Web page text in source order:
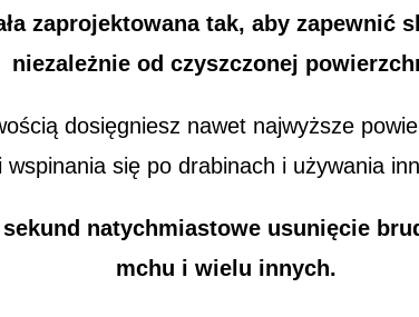
zaprojektowana tak, aby zapewnić
niezależnie od czyszczonej
dosięgniesz nawet najwyższe
się po drabinach i używania
natychmiastowe usunięcie
mchu i wielu innych.